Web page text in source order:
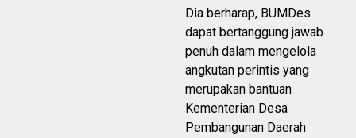
Dia berharap, BUMDes
dapat bertanggung jawab
penuh dalam mengelola
angkutan perintis yang
merupakan bantuan
Kementerian Desa
Pembangunan Daerah